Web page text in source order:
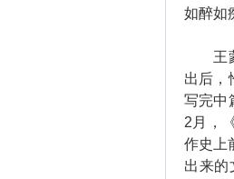
如醉如
王蒙
出后，
写完中
2月，
作史上
出来的